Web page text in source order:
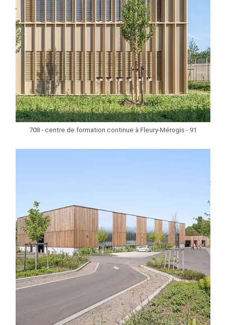
708 - centre de formation continue à Fleury-Mérogis - 91